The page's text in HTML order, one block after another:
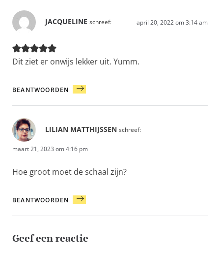
JACQUELINE schreef: april 20, 2022 om 3:14 am
Dit ziet er onwijs lekker uit. Yumm.
BEANTWOORDEN
LILIAN MATTHIJSSEN schreef:
maart 21, 2023 om 4:16 pm
Hoe groot moet de schaal zijn?
BEANTWOORDEN
Geef een reactie